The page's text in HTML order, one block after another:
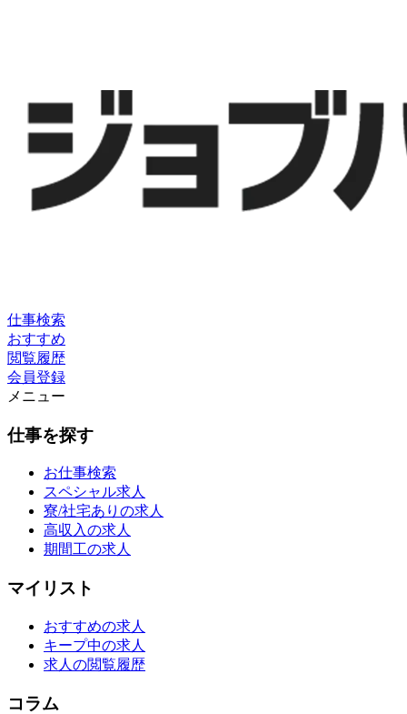
仕事検索
おすすめ
閲覧履歴
会員登録
メニュー
仕事を探す
お仕事検索
スペシャル求人
寮/社宅ありの求人
高収入の求人
期間工の求人
マイリスト
おすすめの求人
キープ中の求人
求人の閲覧履歴
コラム